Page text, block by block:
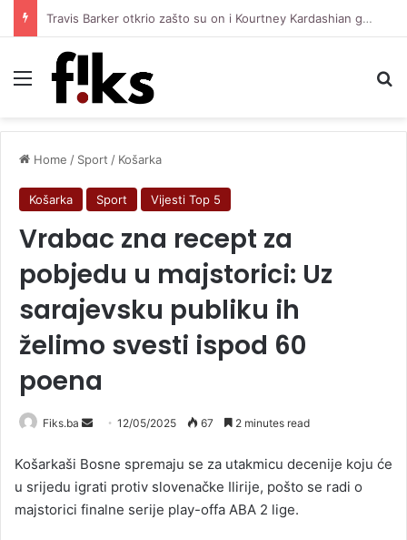
Travis Barker otkrio zašto su on i Kourtney Kardashian govorili o pobačaju u filmu
Menu
Home / Sport / Košarka
Košarka Sport Vijesti Top 5
Vrabac zna recept za
pobjedu u majstorici: Uz
sarajevsku publiku ih
želimo svesti ispod 60
poena
Fiks.ba
Send
email
12/05/2025 67 2 minutes read
Košarkaši Bosne spremaju se za utakmicu decenije koju će
u srijedu igrati protiv slovenačke Ilirije, pošto se radi o
majstorici finalne serije play-offa ABA 2 lige.